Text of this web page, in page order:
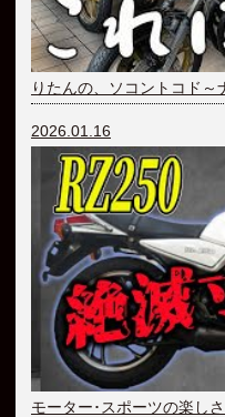
りたんの、ソコントコド
2026.01.16
モーター･スポーツの楽し